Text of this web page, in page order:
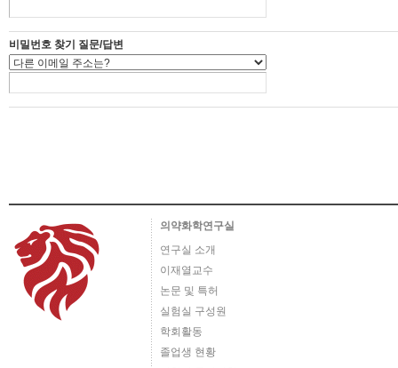
비밀번호 찾기 질문/답변
의약화학연구실
연구실 소개
이재열교수
논문 및 특허
실험실 구성원
학회활동
졸업생 현황